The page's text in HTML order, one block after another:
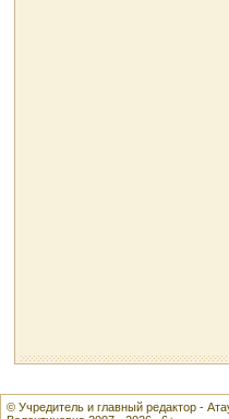
© Учредитель и главный редактор -